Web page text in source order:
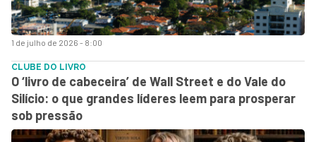
1 de julho de 2026 - 8:00
CLUBE DO LIVRO
O ‘livro de cabeceira’ de Wall Street e do Vale do
Silício: o que grandes líderes leem para prosperar
sob pressão